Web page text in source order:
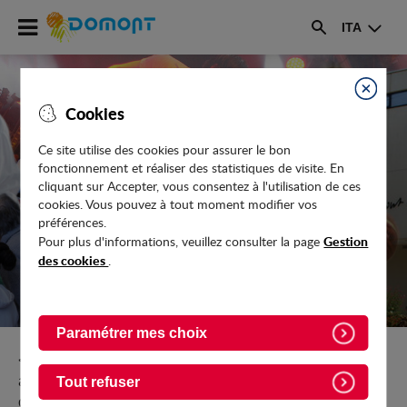
Cookies
Fermer
Ce site utilise des cookies pour assurer le bon
fonctionnement et réaliser des statistiques de visite. En
cliquant sur Accepter, vous consentez à l'utilisation de ces
cookies. Vous pouvez à tout moment modifier vos
préférences.
Pour plus d'informations, veuillez consulter la pageGestion
des cookies .
Paramétrer mes choix
Tout refuser
Accéder
au
menu
Accéder
contenu
Rechercher
ITA
LIONS CLUB
associations/Associations-du-souvenir-socio-
culturelles-et-solidaires/Les-associations-socio-